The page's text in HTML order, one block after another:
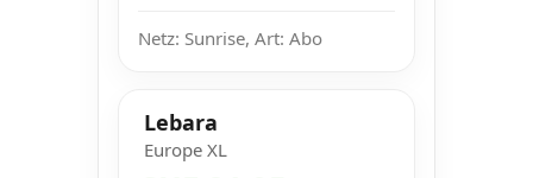
Netz: Sunrise, Art: Abo
Lebara
Europe XL